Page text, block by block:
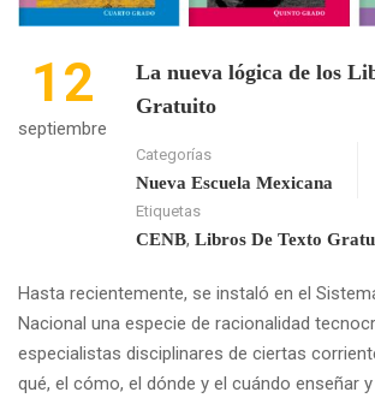
12
septiembre
La nueva lógica de los
Gratuito
Categorías
Nueva Escuela Mexicana
Etiquetas
CENB, Libros De Texto
Hasta recientemente, se instaló en el
Nacional una especie de racionalidad
especialistas disciplinares de ciertas
qué, el cómo, el dónde y el cuándo enseñar